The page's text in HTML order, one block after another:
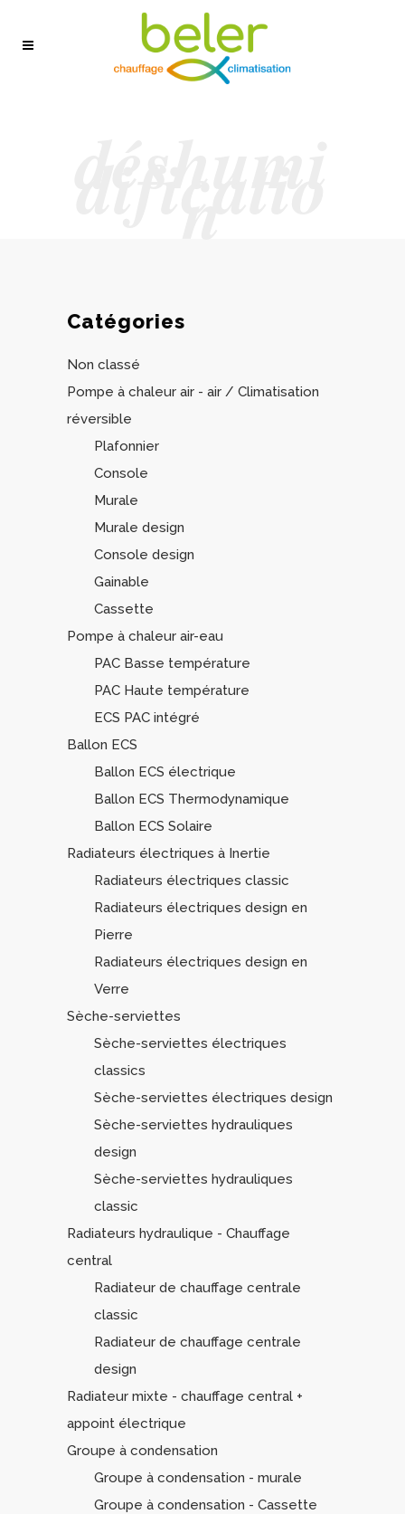
Catégories
Non classé
Pompe à chaleur air - air / Climatisation
réversible
Plafonnier
Console
Murale
Murale design
Console design
Gainable
Cassette
Pompe à chaleur air-eau
PAC Basse température
PAC Haute température
ECS PAC intégré
Ballon ECS
Ballon ECS électrique
Ballon ECS Thermodynamique
Ballon ECS Solaire
Radiateurs électriques à Inertie
Radiateurs électriques classic
Radiateurs électriques design en
Pierre
Radiateurs électriques design en
Verre
Sèche-serviettes
Sèche-serviettes électriques
classics
Sèche-serviettes électriques design
Sèche-serviettes hydrauliques
design
Sèche-serviettes hydrauliques
classic
Radiateurs hydraulique - Chauffage
central
Radiateur de chauffage centrale
classic
Radiateur de chauffage centrale
design
Radiateur mixte - chauffage central +
appoint électrique
Groupe à condensation
Groupe à condensation - murale
Groupe à condensation - Cassette